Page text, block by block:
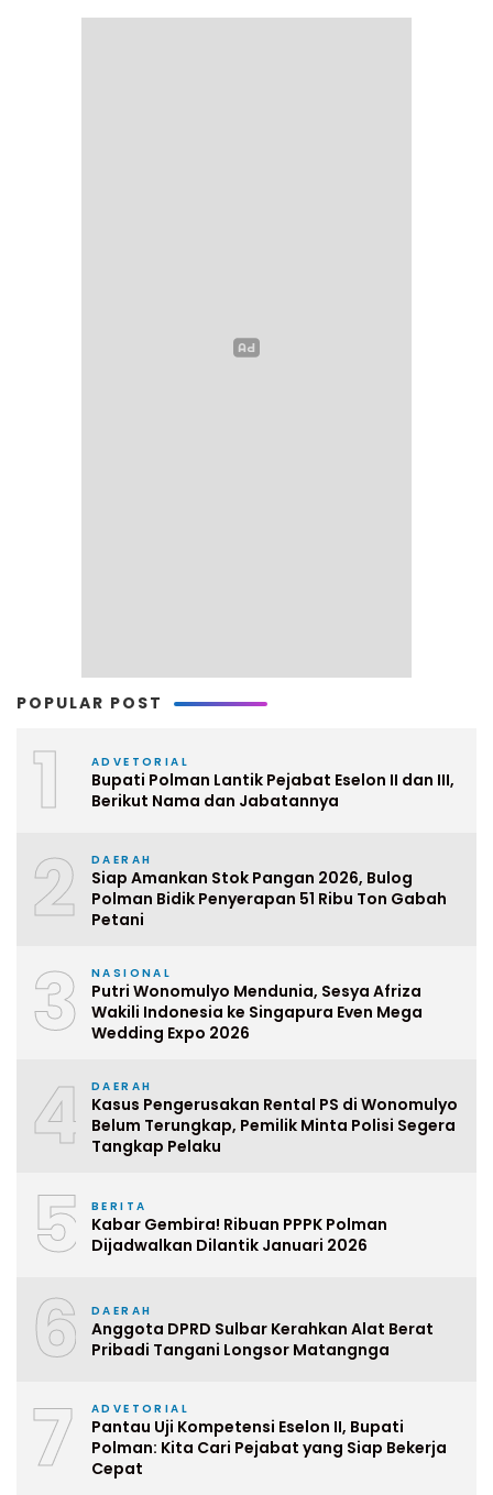
POPULAR POST
1 ADVETORIAL
Bupati Polman Lantik Pejabat Eselon II dan III,
Berikut Nama dan Jabatannya
2 DAERAH
Siap Amankan Stok Pangan 2026, Bulog
Polman Bidik Penyerapan 51 Ribu Ton Gabah
Petani
3 NASIONAL
Putri Wonomulyo Mendunia, Sesya Afriza
Wakili Indonesia ke Singapura Even Mega
Wedding Expo 2026
4 DAERAH
Kasus Pengerusakan Rental PS di Wonomulyo
Belum Terungkap, Pemilik Minta Polisi Segera
Tangkap Pelaku
5 BERITA
Kabar Gembira! Ribuan PPPK Polman
Dijadwalkan Dilantik Januari 2026
6 DAERAH
Anggota DPRD Sulbar Kerahkan Alat Berat
Pribadi Tangani Longsor Matangnga
7 ADVETORIAL
Pantau Uji Kompetensi Eselon II, Bupati
Polman: Kita Cari Pejabat yang Siap Bekerja
Cepat